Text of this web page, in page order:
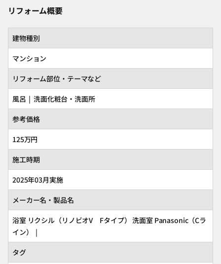
リフォーム概要
建物種別
マンション
リフォーム部位・テーマなど
風呂 | 洗面化粧台・洗面所
参考価格
125万円
施工時期
2025年03月実施
メーカー名・製品名
浴室 リクシル （リノビオV Fタイプ） 洗面室 Panasonic（Cラ
イン） |
タグ